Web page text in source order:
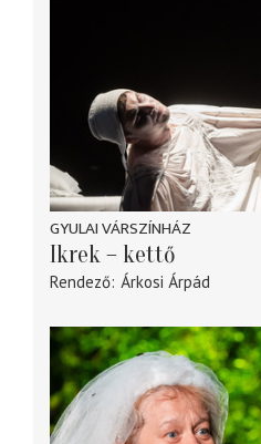
GYULAI VÁRSZÍNHÁZ
Ikrek – kettő
Rendező Árkosi Árpád